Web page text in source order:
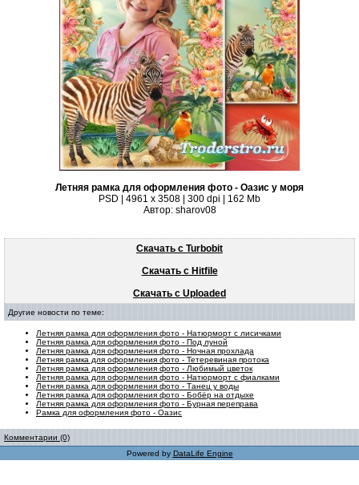
Летняя рамка для оформления фото - Оазис у моря
PSD | 4961 х 3508 | 300 dpi | 162 Mb
Автор: sharov08
Скачать с Turbobit
Скачать с Hitfile
Скачать с Uploaded
Другие новости по теме:
Летняя рамка для оформления фото - Натюрморт с лисичками
Летняя рамка для оформления фото - Под луной
Летняя рамка для оформления фото - Ночная прохлада
Летняя рамка для оформления фото - Тетеревиная протока
Летняя рамка для оформления фото - Любимый цветок
Летняя рамка для оформления фото - Натюрморт с фиалками
Летняя рамка для оформления фото - Танец у воды
Летняя рамка для оформления фото - Бобёр на отдыхе
Летняя рамка для оформления фото - Бурная переправа
Рамка для оформления фото - Оазис
Комментарии (0)
Powered by DataLife Engine